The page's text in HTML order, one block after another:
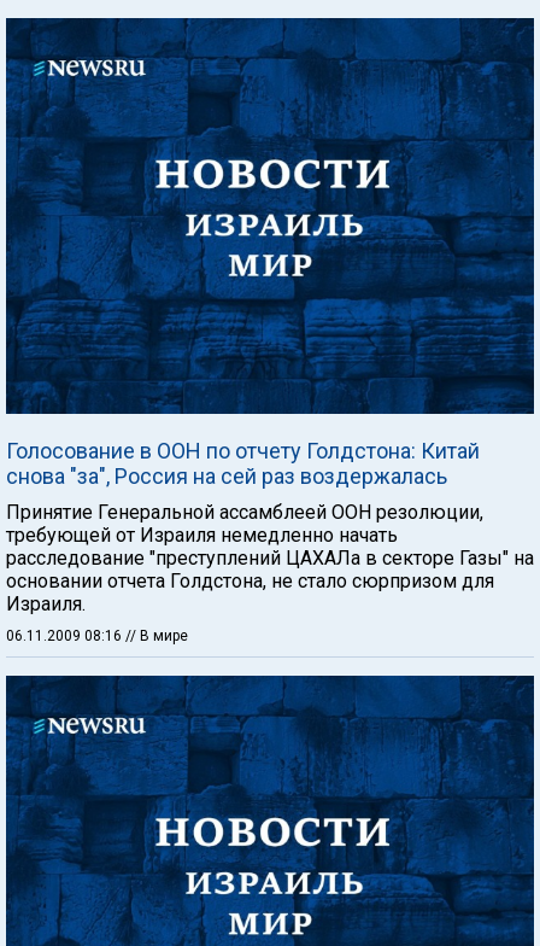
Голосование в ООН по отчету Голдстона: Китай
снова "за", Россия на сей раз воздержалась
Принятие Генеральной ассамблеей ООН резолюции,
требующей от Израиля немедленно начать
расследование "преступлений ЦАХАЛа в секторе Газы" на
основании отчета Голдстона, не стало сюрпризом для
Израиля.
06.11.2009 08:16 // В мире